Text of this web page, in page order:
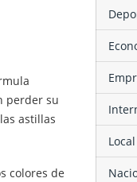
perder su
astillas
colores de
Local